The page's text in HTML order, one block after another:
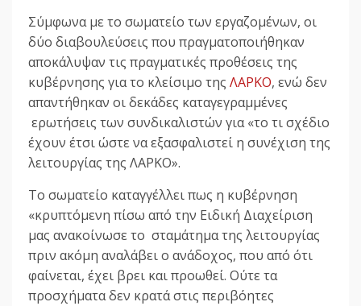
Σύμφωνα με το σωματείο των εργαζομένων, οι
δύο διαβουλεύσεις που πραγματοποιήθηκαν
αποκάλυψαν τις πραγματικές προθέσεις της
κυβέρνησης για το κλείσιμο της ΛΑΡΚΟ, ενώ δεν
απαντήθηκαν οι δεκάδες καταγεγραμμένες
ερωτήσεις των συνδικαλιστών για «το τι σχέδιο
έχουν έτσι ώστε να εξασφαλιστεί η συνέχιση της
λειτουργίας της ΛΑΡΚΟ».
Το σωματείο καταγγέλλει πως η κυβέρνηση
«κρυπτόμενη πίσω από την Ειδική Διαχείριση
μας ανακοίνωσε το σταμάτημα της λειτουργίας
πριν ακόμη αναλάβει ο ανάδοχος, που από ότι
φαίνεται, έχει βρει και προωθεί. Ούτε τα
προσχήματα δεν κρατά στις περιβόητες